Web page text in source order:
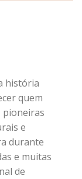
história
quem
pioneiras
e
durante
e muitas
de